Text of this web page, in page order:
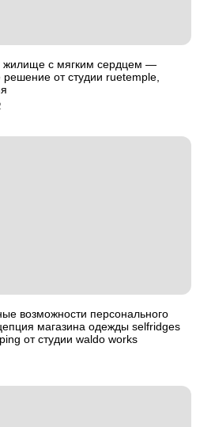
жилище с мягким сердцем —
решение от студии ruetemple,
возможности персонального
магазина одежды selfridges
от студии waldo works